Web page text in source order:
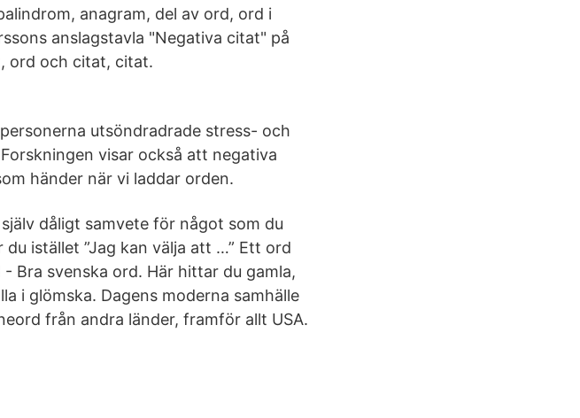
anagram, del av ord, ord i
anslagstavla "Negativa citat" på
ord och citat, citat.
utsöndradrade stress- och
visar också att negativa
händer när vi laddar orden.
dåligt samvete för något som du
istället ”Jag kan välja att …” Ett ord
Bra svenska ord. Här hittar du gamla,
i glömska. Dagens moderna samhälle
från andra länder, framför allt USA.